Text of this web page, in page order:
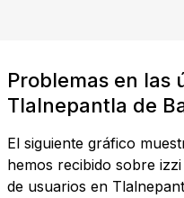
Problemas en las
Tlalnepantla de
El siguiente gráfico
hemos recibido sobre
de usuarios en